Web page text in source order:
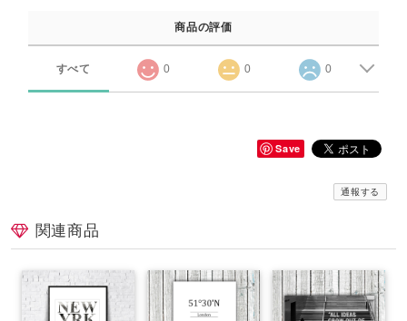
商品の評価
すべて 0 0 0
Save
通報する
関連商品